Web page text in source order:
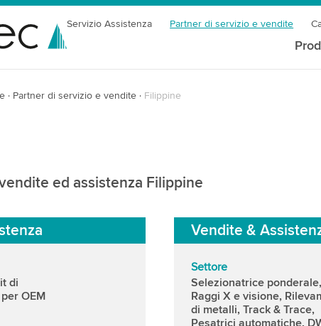
Servizio Assistenza Partner di servizio e vendite
Partner di servizio e vendite Filippine
ed assistenza Filippine
di
OEM
Vendite &
Settore
Selezionatrice ponderale,
Raggi X e visione,
di metalli, Track & Trace,
Pesatrici automatiche,